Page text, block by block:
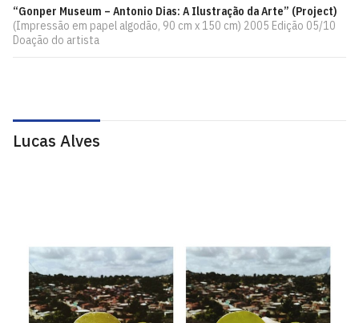
“Gonper Museum – Antonio Dias: A Ilustração da Arte” (Project)
(Impressão em papel algodão, 90 cm x 150 cm) 2005 Edição 05/10
Doação do artista
Lucas Alves